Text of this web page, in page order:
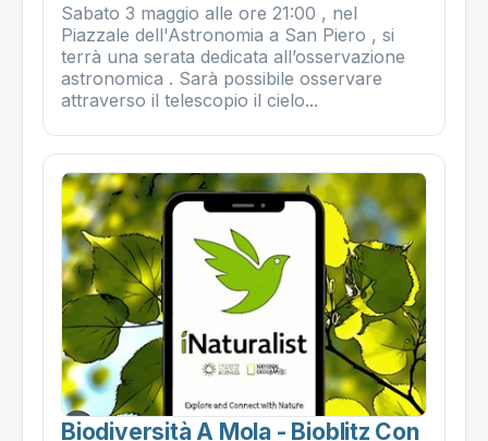
Sabato 3 maggio alle ore 21:00 , nel
Piazzale dell'Astronomia a San Piero , si
terrà una serata dedicata all’osservazione
astronomica . Sarà possibile osservare
attraverso il telescopio il cielo...
Biodiversità A Mola - Bioblitz Con